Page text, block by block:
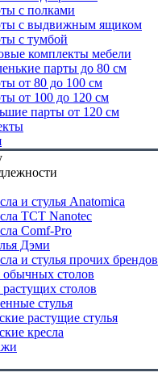
с полками
с выдвижным ящиком
с тумбой
комплекты мебели
парты до 80 см
от 80 до 100 см
от 100 до 120 см
парты от 120 см
и стулья Anatomica
TCT Nanotec
Comf-Pro
Дэми
и стулья прочих брендов
обычных столов
столов
стулья
растущие стулья
кресла